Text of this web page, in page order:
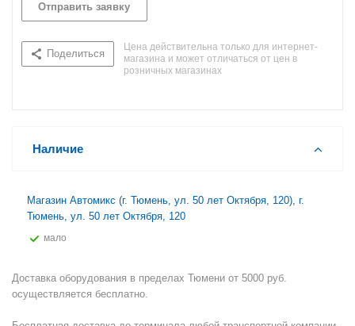
Отправить заявку
Поделиться
Цена действительна только для интернет-
магазина и может отличаться от цен в
розничных магазинах
Наличие
Магазин Автомикс (г. Тюмень, ул. 50 лет Октября, 120), г.
Тюмень, ул. 50 лет Октября, 120
Мало
Доставка оборудования в пределах Тюмени от 5000 руб.
осуществляется бесплатно.